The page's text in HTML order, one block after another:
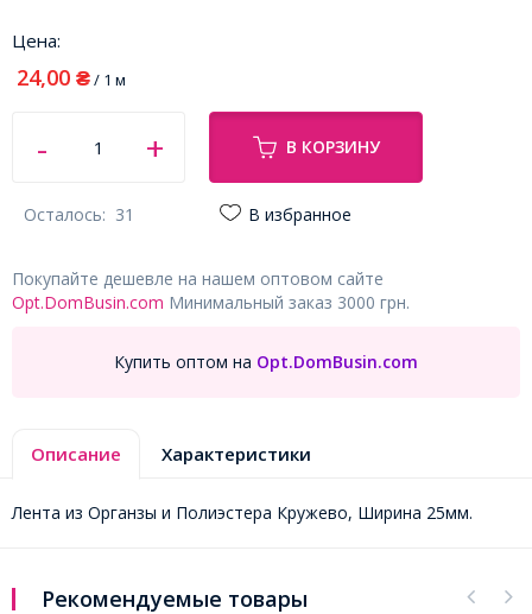
Цена:
24,00 ₴/ 1 м
В КОРЗИНУ
Осталось: 31 В избранное
Покупайте дешевле на нашем оптовом сайте
Opt.DomBusin.com Минимальный заказ 3000 грн.
Купить оптом на Opt.DomBusin.com
Описание Характеристики
Лента из Органзы и Полиэстера Кружево, Ширина 25мм.
Рекомендуемые товары